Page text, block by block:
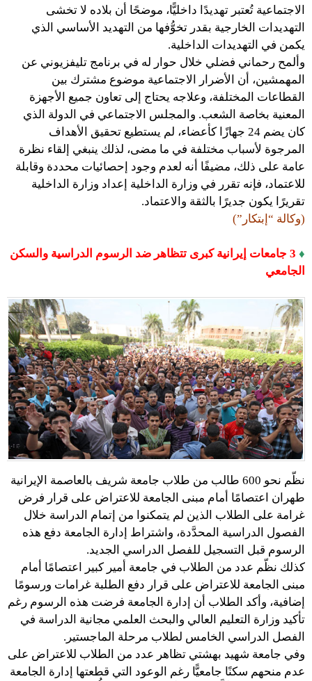
الاجتماعية تُعتبر تهديدًا داخليًّا، موضحًا أن بلاده لا تخشى
التهديدات الخارجية بقدر تخوُّفها من التهديد الأساسي الذي
يكمن في التهديدات الداخلية.
وألمح رحماني فضلي خلال حوار له في برنامج تليفزيوني عن
المهمشين، أن الأضرار الاجتماعية موضوع مشترك بين
القطاعات المختلفة، وعلاجه يحتاج إلى تعاون جميع الأجهزة
المعنية بخاصة الشعب. والمجلس الاجتماعي في الدولة الذي
كان يضم 24 جهازًا كأعضاء، لم يستطيع تحقيق الأهداف
المرجوة لأسباب مختلفة في ما مضى، لذلك ينبغي إلقاء نظرة
عامة على ذلك، مضيفًا أنه لعدم وجود إحصائيات محددة وقابلة
للاعتماد، فإنه تقرر في وزارة الداخلية إعداد وزارة الداخلية
تقريرًا يكون جديرًا بالثقة والاعتماد.
(وكالة “إبتكار”)
♦
3 جامعات إيرانية كبرى تتظاهر ضد الرسوم الدراسية والسكن
الجامعي
نظّم نحو 600 طالب من طلاب جامعة شريف بالعاصمة الإيرانية
طهران اعتصامًا أمام مبنى الجامعة للاعتراض على قرار فرض
غرامة على الطلاب الذين لم يتمكنوا من إتمام الدراسة خلال
الفصول الدراسية المحدَّدة، واشتراط إدارة الجامعة دفع هذه
الرسوم قبل التسجيل للفصل الدراسي الجديد.
كذلك نظّم عدد من الطلاب في جامعة أمير كبير اعتصامًا أمام
مبنى الجامعة للاعتراض على قرار دفع الطلبة غرامات ورسومًا
إضافية، وأكد الطلاب أن إدارة الجامعة فرضت هذه الرسوم رغم
تأكيد وزارة التعليم العالي والبحث العلمي مجانية الدراسة في
الفصل الدراسي الخامس لطلاب مرحلة الماجستير.
وفي جامعة شهيد بهشتي تظاهر عدد من الطلاب للاعتراض على
عدم منحهم سكنًا جامعيًّا رغم الوعود التي قطعتها إدارة الجامعة